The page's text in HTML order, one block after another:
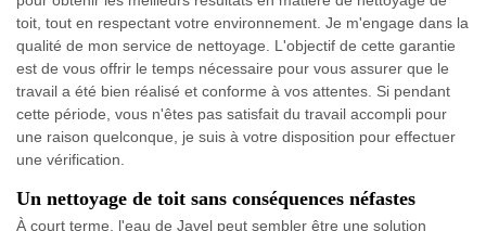
toit, tout en respectant votre environnement. Je m'engage dans la
qualité de mon service de nettoyage. L'objectif de cette garantie
est de vous offrir le temps nécessaire pour vous assurer que le
travail a été bien réalisé et conforme à vos attentes. Si pendant
cette période, vous n'êtes pas satisfait du travail accompli pour
une raison quelconque, je suis à votre disposition pour effectuer
une vérification.
Un nettoyage de toit sans conséquences néfastes
À court terme, l'eau de Javel peut sembler être une solution